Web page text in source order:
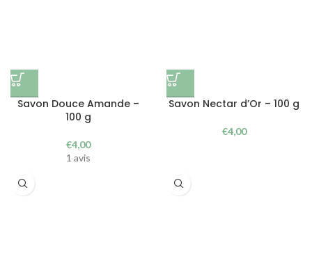
Savon Douce Amande –
100 g
€4,00
1 avis
Savon Nectar d’Or – 100 g
€4,00